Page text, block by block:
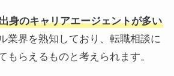
身のキャリアエージェントが多い
業界を熟知しており、転職相談に
もらえるものと考えられます。